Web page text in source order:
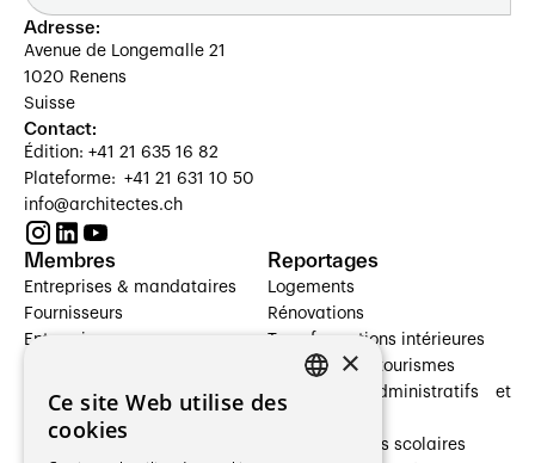
Adresse:
Avenue de Longemalle 21
1020 Renens
Suisse
Contact:
Édition: +41 21 635 16 82
Plateforme: +41 21 631 10 50
info@architectes.ch
Membres
Entreprises & mandataires
Fournisseurs
Entreprises
Architectes paysagistes
Architectes d'intérieur
Reportages
Logements
Rénovations
Transformations intérieures
Hôtelleries et tourismes
Bâtiments administratifs et
Établissements scolaires
×
Ce site Web utilise des
cookies